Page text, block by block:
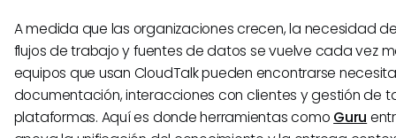
A medida que las organizaciones crecen, la necesidad
flujos de trabajo y fuentes de datos se vuelve cada vez
equipos que usan CloudTalk pueden encontrarse
documentación, interacciones con clientes y gestión de
plataformas. Aquí es donde herramientas como Guru